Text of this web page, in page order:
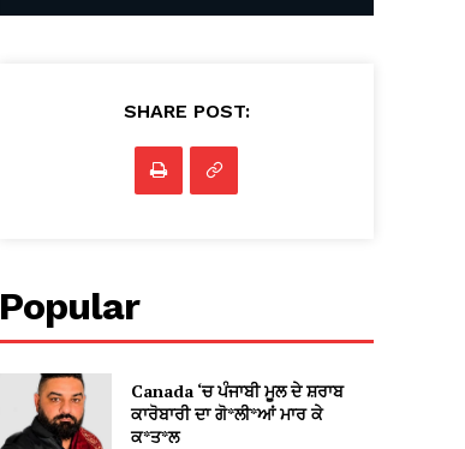
SHARE POST:
Popular
Canada ‘ਚ ਪੰਜਾਬੀ ਮੂਲ ਦੇ ਸ਼ਰਾਬ
ਕਾਰੋਬਾਰੀ ਦਾ ਗੋ*ਲੀ*ਆਂ ਮਾਰ ਕੇ
ਕ*ਤ*ਲ